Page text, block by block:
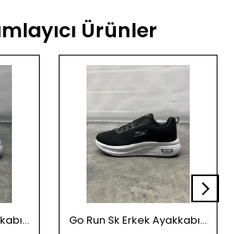
Ürünler
Go Run Sk Erkek Ayakkabı - Beyaz Go Run Sk Erkek Ayakkabı - Siyah